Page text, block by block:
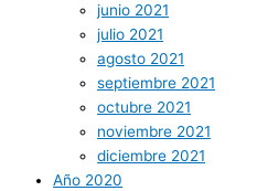
junio 2021
julio 2021
agosto 2021
septiembre 2021
octubre 2021
noviembre 2021
diciembre 2021
Año 2020